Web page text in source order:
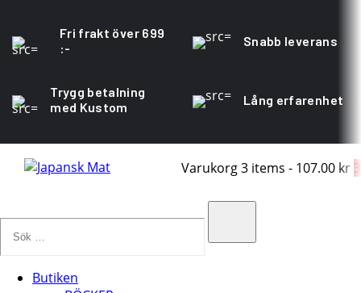
Fri frakt över 699
:-
Snabb leverans
Trygg betalning
med Kustom
Lång erfarenhet
Varukorg3 items - 107.00 kr 3
Butiken